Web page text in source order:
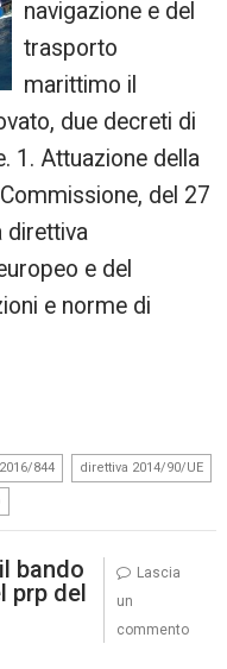
navigazione e del
trasporto
marittimo il
due decreti di
1. Attuazione della
del 27
direttiva
e del
e norme di
844 direttiva 2014/90/UE
bando
prp del
Lascia
un
commento